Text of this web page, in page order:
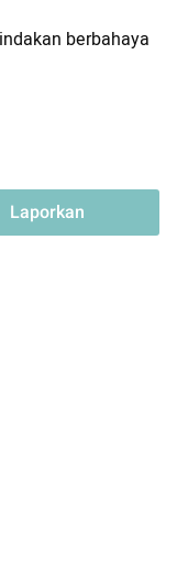
berbahaya
Laporkan